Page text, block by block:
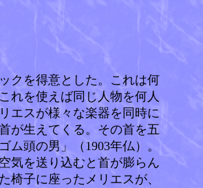
クを得意とした。これは何
れを使えば同じ人物を何人
エスが様々な楽器を同時に
が生えてくる。その首を五
頭の男」（1903年仏）。
気を送り込むと首が膨らん
椅子に座ったメリエスが、